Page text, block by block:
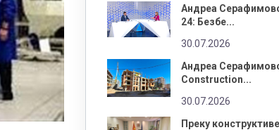
Андреа
24: Безбе...
30.07.2026
Андреа
Construction...
30.07.2026
Преку